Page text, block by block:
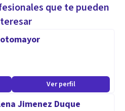
que te pueden
Ver perfil
Jimenez Duque